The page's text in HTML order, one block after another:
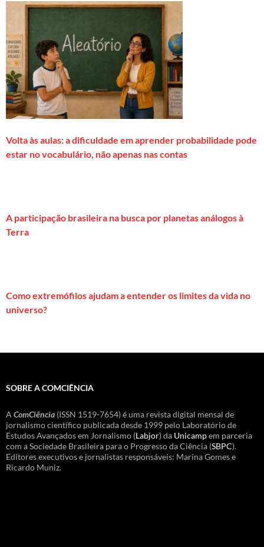
Volta às aulas: a dificuldade em aprender probabilidade pode
estar no vocabulário, não apenas nas contas
A participação brasileira na busca por planetas análogos à
Terra
Como extremófilos ajudam a entender os limites da vida no
universo?
SOBRE A COMCIÊNCIA
A ComCiência (ISSN 1519-7654) é uma revista digital mensal de
jornalismo científico publicada desde 1999 pelo Laboratório de
Estudos Avançados em Jornalismo (Labjor) da Unicampem parceria
com a Sociedade Brasileira para o Progresso da Ciência (SBPC).
Editores executivos e jornalistas responsáveis: Marina Gomes e
Ricardo Muniz.